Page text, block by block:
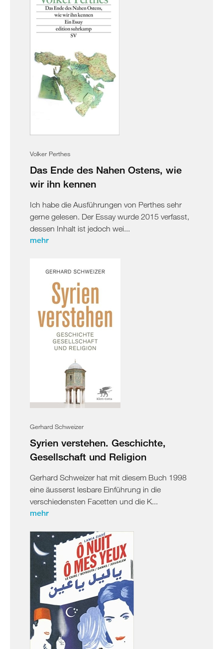
Volker Perthes
Das Ende des Nahen Ostens, wie
wir ihn kennen
Ich habe die Ausführungen von Perthes sehr
gerne gelesen. Der Essay wurde 2015 verfasst,
dessen Inhalt ist jedoch wei...
mehr
Gerhard Schweizer
Syrien verstehen. Geschichte,
Gesellschaft und Religion
Gerhard Schweizer hat mit diesem Buch 1998
eine äusserst lesbare Einführung in die
verschiedensten Facetten und die K...
mehr